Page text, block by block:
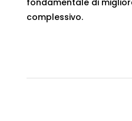
complessivo.